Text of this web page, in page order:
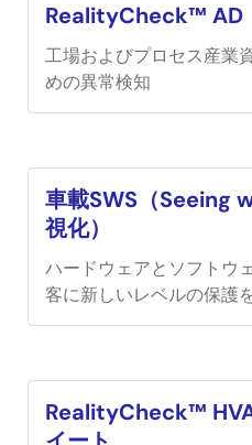
RealityCheck™ AD
工場およびプロセス産業
めの異常検知
車載SWS（Seeing
視化）
ハードウェアとソフトウ
客に新しいレベルの保護
RealityCheck™